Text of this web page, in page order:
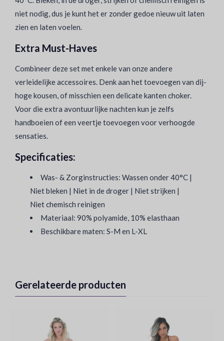
niet nodig, dus je kunt het er zonder gedoe nieuw uit laten
zien en laten voelen.
Extra Must-Haves
Combineer deze set met enkele van onze andere
verleidelijke accessoires. Denk aan het toevoegen van dij-
hoge kousen, of misschien een delicate kanten choker.
Voor die extra avontuurlijke nachten kun je zelfs
handboeien of een veertje toevoegen voor verhoogde
sensaties.
Specificaties:
Was- & Zorginstructies: Wassen onder 40°C |
Niet bleken | Niet in de droger | Niet strijken |
Niet chemisch reinigen
Materiaal: 90% polyamide, 10% elasthaan
Beschikbare maten: S-M en L-XL
Gerelateerde producten